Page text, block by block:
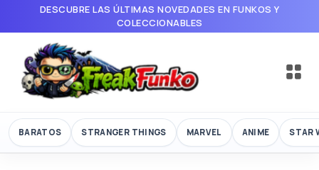
DESCUBRE LAS ÚLTIMAS NOVEDADES EN FUNKOS Y
COLECCIONABLES
BARATOS STRANGER THINGS MARVEL ANIME STAR